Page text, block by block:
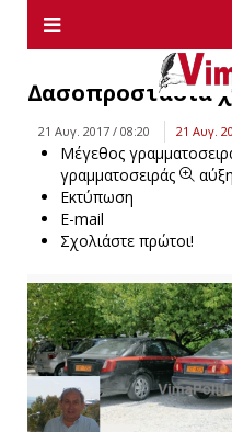
∆ασοπροστασία
21 Αυγ. 2017 / 08:20 21 Αυγ.
Μέγεθος
γραμματοσειράς
Εκτύπωση
E-mail
Σχολιάστε πρώτοι!